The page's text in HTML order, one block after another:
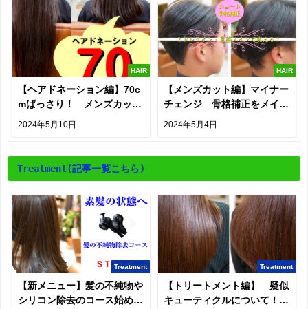
HAIR
【ヘアドネーション編】70c
mばっさり！ メンズカット
2024年5月10日
HAIR
【メンズカット編】マイナー
チェンジ 骨格補正をメイン
2024年5月4日
Treatment(記事一覧こちら)
Treatment
【新メニュー】髪の不純物や
シリコン除去のコース始めま
Treatment
【トリートメント編】 疑似
キューティクルについて！疑